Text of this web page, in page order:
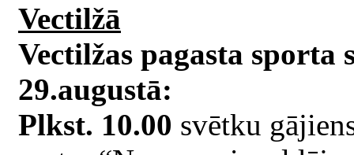
Vectilžā
Vectilžas pagasta sporta
29.augustā:
Plkst. 10.00 svētku